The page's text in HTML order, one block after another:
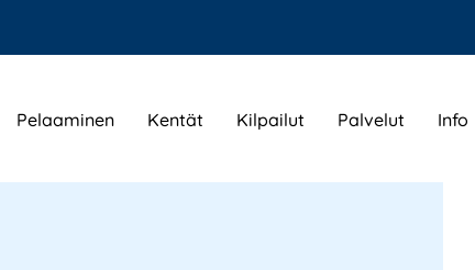
Pelaaminen Kentät Kilpailut Palvelut Info